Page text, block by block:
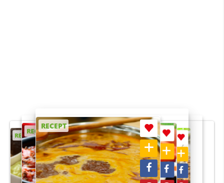
RECEPT
RECEPT
RECEPT
RECEPT
RECEPT